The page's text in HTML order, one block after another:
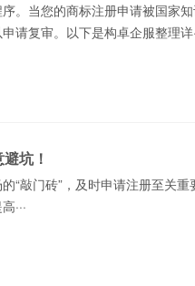
当您的商标注册申请被国家知
请复审。以下是构卓企服整理详
坑！
“敲门砖”，及时申请注册至关
···